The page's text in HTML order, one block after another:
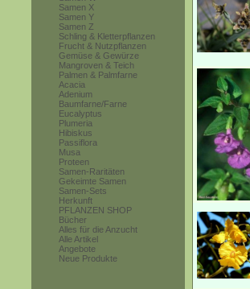
Samen X
Samen Y
Samen Z
Schling & Kletterpflanzen
Frucht & Nutzpflanzen
Gemüse & Gewürze
Mangroven & Teich
Palmen & Palmfarne
Acacia
Adenium
Baumfarne/Farne
Eucalyptus
Plumeria
Hibiskus
Passiflora
Musa
Proteen
Samen-Raritäten
Gekeimte Samen
Samen-Sets
Herkunft
PFLANZEN SHOP
Bücher
Alles für die Anzucht
Alle Artikel
Angebote
Neue Produkte